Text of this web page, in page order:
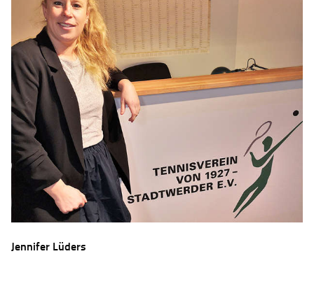
Jennifer Lüders